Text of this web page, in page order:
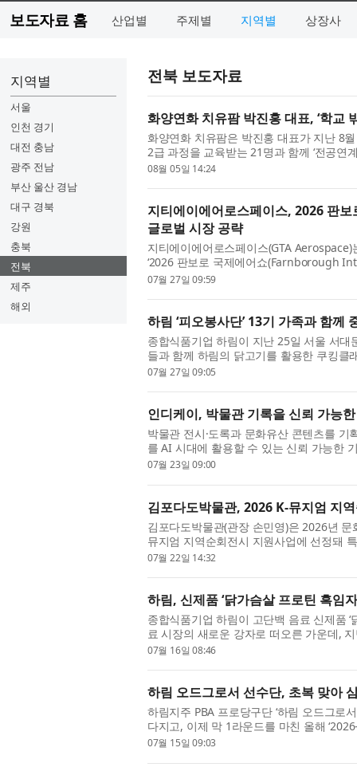
보도자료 홈 산업별 주제별 지역별 상장사
지역별
서울
인천 경기
대전 충남
광주 전남
부산 울산 경남
대구 경북
강원
충북
전북
제주
해외
전북 보도자료
화양연화 치유팜 박진홍 대표, ‘학교
화양연화 치유팜은 박진홍 대표가 지난 8
2급 과정을 교육받는 21명과 함께 ‘전공연
혔다. 우석대학교에서 기획해 운영 중인
08월 05일 14:24
지티에이에어로스페이스, 2026 판
글로벌 시장 공략
지티에이에어로스페이스(GTA
‘2026 판보로 국제에어쇼(Farnborough
부품을 전시하고 글로벌 항공우주 기업 및
07월 27일 09:59
하림 ‘피오봉사단’ 13기 가족과 함께
종합식품기업 하림이 지난 25일 서울 서대
들과 함께 하림의 닭고기를 활용한 쿠킹클
소비자 가족들이 함께 탄소중립과 친환경
07월 27일 09:05
인디케이, 박물관 기록을 신뢰 가능
박물관 전시·도록과 문화유산 콘텐츠를
를 AI 시대에 활용할 수 있는 신뢰 가능한
INSIGHT, 이하 ARTFACT)’를 개발하고 공
07월 23일 09:00
김포다도박물관, 2026 K-뮤지엄 지
김포다도박물관(관장 손민영)은 2026년
뮤지엄 지역순회전시 지원사업에 선정돼
관(8월 7일~10월 5일)에서 첫선을 보인 후
07월 22일 14:32
하림, 신제품 ‘닭가슴살 프로틴 흑임
종합식품기업 하림이 고단백 음료 신제품 ‘
료 시장의 새로운 강자로 떠오른 가운데, 지
선택지를 넓혔다. ‘닭가슴살 프로틴 흑임자
07월 16일 08:46
하림 오드그로서 선수단, 초복 맞아
하림지주 PBA 프로당구단 ‘하림 오드그로
다지고, 이제 막 1라운드를 마친 올해
로서’는 2025년 6월 창단한 프로 당구단으
07월 15일 09:03